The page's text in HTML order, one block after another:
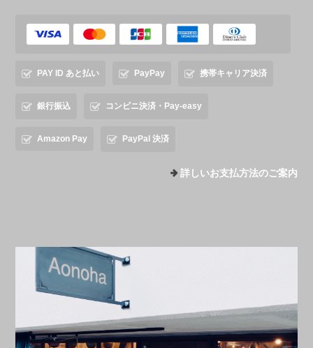
PAY ID あと払い PayPay 携帯キャリア決済
銀行振込 コンビニ決済・Pay-easy
Amazon Pay PayPal 決済
詳しいお支払方法のご案内